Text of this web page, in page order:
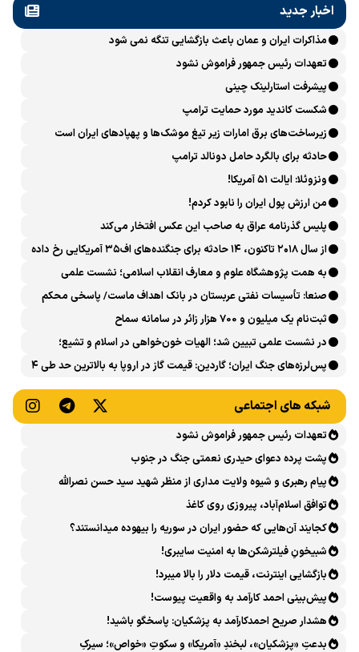
اخبار جدید
مذاکرات ایران و عمان باعث بازگشایی تنگه نمی شود
تعهدات رئیس جمهور فراموش نشود
پیشرفت ‏استارلینک چینی
شکست کاندید مورد حمایت ترامپ
زیرساخت‌های برق امارات زیر تیغ موشک‌ها و پهپادهای ایران است
حادثه برای بالگرد حامل دونالد ترامپ
ونزوئلا: ایالت ۵۱ آمریکا!
من ارزش پول ایران را نابود کردم!
پلیس گذرنامه عراق به صاحب این عکس افتخار می‌کند
از سال ۲۰۱۸ تاکنون، ۱۴ حادثه برای جنگنده‌های اف۳۵ آمریکایی رخ داده
است
به همت پژوهشگاه علوم و معارف انقلاب اسلامی؛ نشست علمی
«اربعین حسینی در منظومه فکری رهبر شهید، امام خامنه‌ای» برگزار
می‌شود
صنعا: تأسیسات نفتی عربستان در بانک اهداف ماست/ پاسخی محکم
می‌دهیم
ثبت‌نام یک میلیون و 700 هزار زائر در سامانه سماح ‌
در نشست علمی تبیین شد؛ الهیات خون‌خواهی در اسلام و تشیع؛
انتقام، عدالت، بازدارندگی و مقابله با جریان سلطه
پس‌لرزه‌های جنگ ایران؛ گاردین: قیمت گاز در اروپا به بالاترین حد طی ۴
شبکه های اجتماعی
تعهدات رئیس جمهور فراموش نشود
پشت پرده دعوای حیدری نعمتی جنگ در جنوب
پیام رهبری و شیوه ولایت مداری از منظر شهید سید حسن نصرالله
توافق اسلام‌آباد، پیروزی روی کاغذ
کجایند آن‌هایی که حضور ایران در سوریه را بیهوده میدانستند؟
شبیخونِ فیلترشکن‌ها به امنیت سایبری!
بازگشایی اینترنت، قیمت دلار را بالا میبرد!
پیش‌بینی احمد کارآمد به واقعیت پیوست!
هشدار صریح احمدکارآمد به پزشکیان: پاسخگو باشید!
بدعتِ «پزشکیان»، لبخندِ «آمریکا» و سکوتِ «خواص»؛ سیرکِ